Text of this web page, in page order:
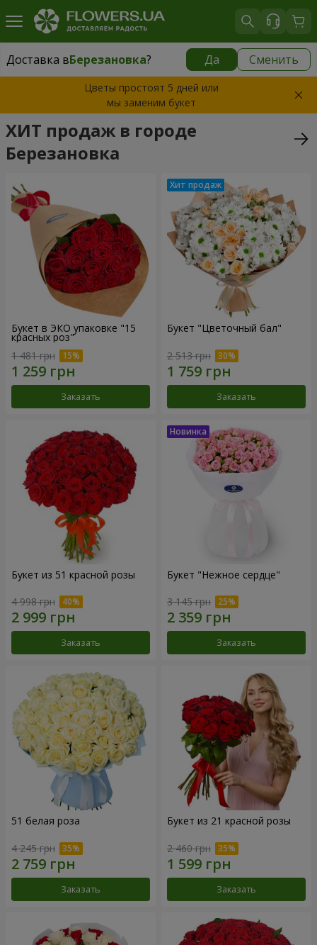
Доставка вБерезановка? Да Сменить
Доставка вБерезановка|
Цветы простоят 5 дней или
мы заменим букет
ХИТ продаж в городе
Березановка
Букет в ЭКО упаковке "15
красных роз"
1 481 грн
Заказать
Букет "Цветочный бал"
2 513 грн
Заказать
Букет из 51 красной розы
4 998 грн
Заказать
Букет "Нежное сердце"
3 145 грн
Заказать
51 белая роза
4 245 грн
Заказать
Букет из 21 красной розы
2 460 грн
Заказать